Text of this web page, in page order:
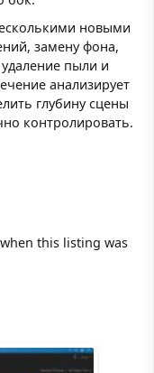
новыми
замену фона,
пыли и
анализирует
глубину сцены
контролировать.
this listing was